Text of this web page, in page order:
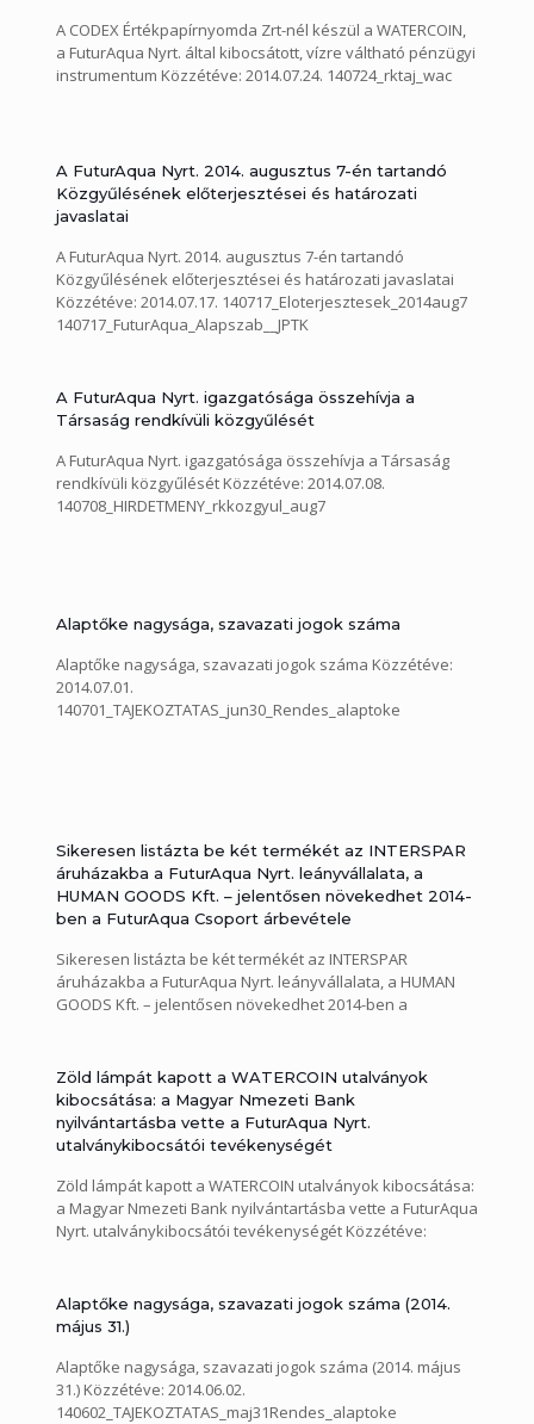
A CODEX Értékpapírnyomda Zrt-nél készül a WATERCOIN,
a FuturAqua Nyrt. által kibocsátott, vízre váltható pénzügyi
instrumentum Közzétéve: 2014.07.24. 140724_rktaj_wac
A FuturAqua Nyrt. 2014. augusztus 7-én tartandó
Közgyűlésének előterjesztései és határozati
javaslatai
A FuturAqua Nyrt. 2014. augusztus 7-én tartandó
Közgyűlésének előterjesztései és határozati javaslatai
Közzétéve: 2014.07.17. 140717_Eloterjesztesek_2014aug7
140717_FuturAqua_Alapszab__JPTK
A FuturAqua Nyrt. igazgatósága összehívja a
Társaság rendkívüli közgyűlését
A FuturAqua Nyrt. igazgatósága összehívja a Társaság
rendkívüli közgyűlését Közzétéve: 2014.07.08.
140708_HIRDETMENY_rkkozgyul_aug7
Alaptőke nagysága, szavazati jogok száma
Alaptőke nagysága, szavazati jogok száma Közzétéve:
2014.07.01.
140701_TAJEKOZTATAS_jun30_Rendes_alaptoke
Sikeresen listázta be két termékét az INTERSPAR
áruházakba a FuturAqua Nyrt. leányvállalata, a
HUMAN GOODS Kft. – jelentősen növekedhet 2014-
ben a FuturAqua Csoport árbevétele
Sikeresen listázta be két termékét az INTERSPAR
áruházakba a FuturAqua Nyrt. leányvállalata, a HUMAN
GOODS Kft. – jelentősen növekedhet 2014-ben a
Zöld lámpát kapott a WATERCOIN utalványok
kibocsátása: a Magyar Nmezeti Bank
nyilvántartásba vette a FuturAqua Nyrt.
utalványkibocsátói tevékenységét
Zöld lámpát kapott a WATERCOIN utalványok kibocsátása:
a Magyar Nmezeti Bank nyilvántartásba vette a FuturAqua
Nyrt. utalványkibocsátói tevékenységét Közzétéve:
Alaptőke nagysága, szavazati jogok száma (2014.
május 31.)
Alaptőke nagysága, szavazati jogok száma (2014. május
31.) Közzétéve: 2014.06.02.
140602_TAJEKOZTATAS_maj31Rendes_alaptoke